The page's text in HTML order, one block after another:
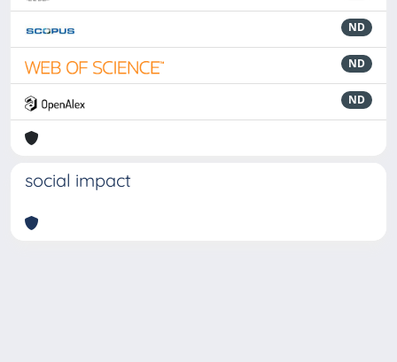
ND
ND
ND
social impact